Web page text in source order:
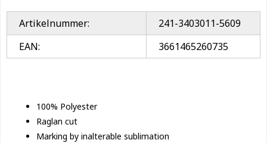
Artikelnummer:
241-3403011-5609
EAN:
3661465260735
100% Polyester
Raglan cut
Marking by inalterable sublimation